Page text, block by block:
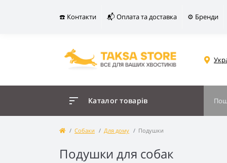
☎️ Контакти 📬 Оплата та доставка ⚙️ Бренди
Каталог товарів
Собаки Для дому Подушки
Подушки для собак